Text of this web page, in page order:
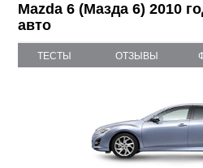
Mazda 6 (Мазда 6) 2010
авто
ТЕСТЫ ОТЗЫВЫ